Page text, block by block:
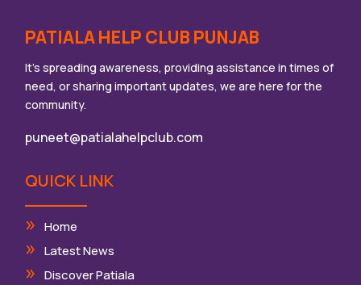
PATIALA HELP CLUB PUNJAB
It’s spreading awareness, providing assistance in times of
need, or sharing important updates, we are here for the
community.
puneet@patialahelpclub.com
QUICK LINK
Home
Latest News
Discover Patiala